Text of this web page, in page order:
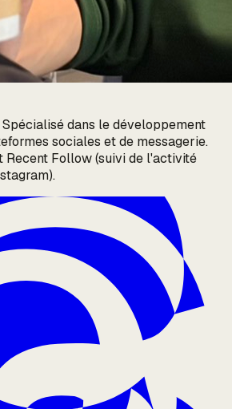
dans le développement
sociales et de messagerie.
Recent Follow (suivi de l'activité